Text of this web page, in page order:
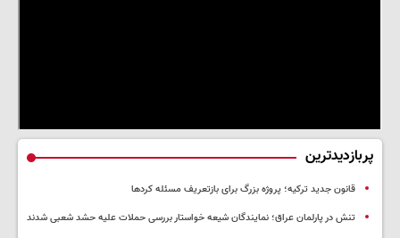
پربازدیدترین
قانون جدید ترکیه؛ پروژه بزرگ‌ برای بازتعریف مسئله کردها
تنش در پارلمان عراق؛ نمایندگان شیعه خواستار بررسی حملات علیه حشد شعبی شدند